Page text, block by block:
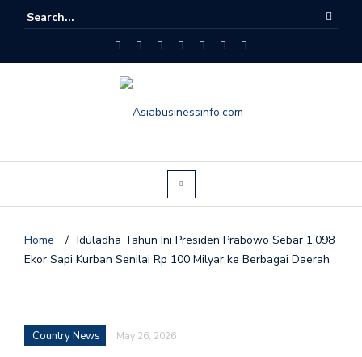
Home / Iduladha Tahun Ini Presiden Prabowo Sebar 1.098
Ekor Sapi Kurban Senilai Rp 100 Milyar ke Berbagai Daerah
Country News May 26, 2026